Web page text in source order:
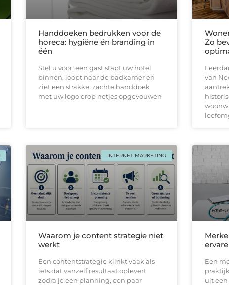
Handdoeken bedrukken voor de
horeca: hygiëne én branding in
één
Stel u voor: een gast stapt uw hotel
binnen, loopt naar de badkamer en
ziet een strakke, zachtе handdoek
met uw logo erop netjes opgevouwen
Zo
van
INTERNET MARKETING
Waarom je content strategie niet
werkt
Een contentstrategie klinkt vaak als
iets dat vanzelf resultaat oplevert
zodra je een planning, een paar
Een
uit